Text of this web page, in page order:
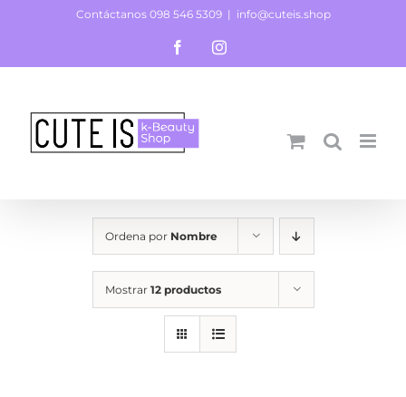
Contáctanos 098 546 5309 | info@cuteis.shop
FacebookInstagram
Ordena por Nombre
Mostrar 12 productos